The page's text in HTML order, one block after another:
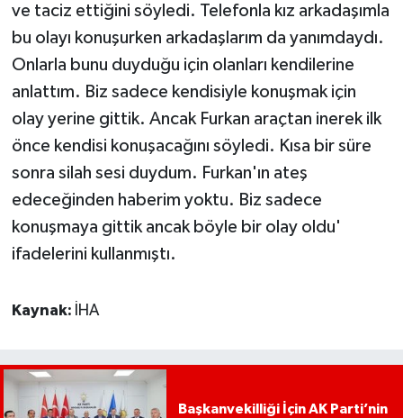
ve taciz ettiğini söyledi. Telefonla kız arkadaşımla
bu olayı konuşurken arkadaşlarım da yanımdaydı.
Onlarla bunu duyduğu için olanları kendilerine
anlattım. Biz sadece kendisiyle konuşmak için
olay yerine gittik. Ancak Furkan araçtan inerek ilk
önce kendisi konuşacağını söyledi. Kısa bir süre
sonra silah sesi duydum. Furkan'ın ateş
edeceğinden haberim yoktu. Biz sadece
konuşmaya gittik ancak böyle bir olay oldu'
ifadelerini kullanmıştı.
Kaynak: İHA
Başkanvekilliği İçin AK Parti’nin